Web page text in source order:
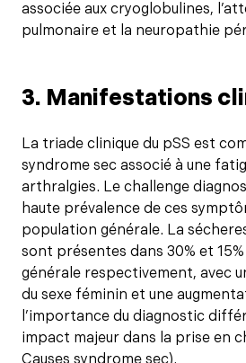
associée aux cryoglobulines,
pulmonaire et la neuropathie
3. Manifestations
La triade clinique du pSS est
syndrome sec associé à une
arthralgies. Le challenge
haute prévalence de ces
population générale. La
sont présentes dans 30% et
générale respectivement, avec
du sexe féminin et une
l’importance du diagnostic
impact majeur dans la prise en